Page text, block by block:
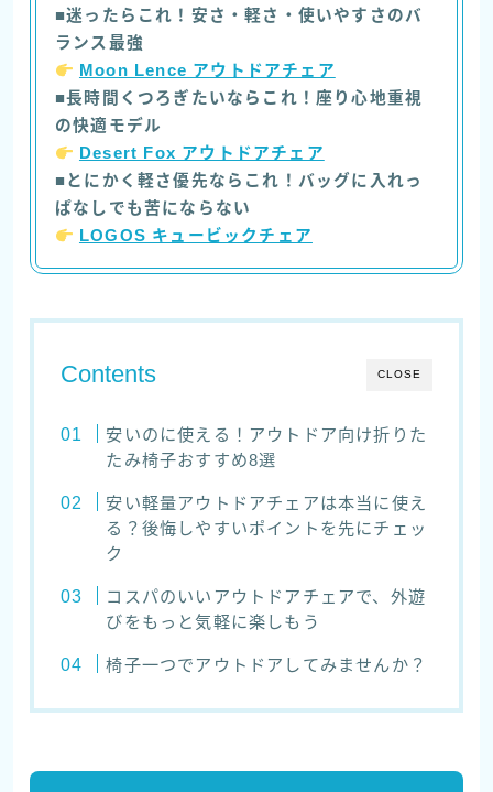
■迷ったらこれ！安さ・軽さ・使いやすさのバ
ランス最強
Moon Lence アウトドアチェア
■長時間くつろぎたいならこれ！座り心地重視
の快適モデル
Desert Fox アウトドアチェア
■とにかく軽さ優先ならこれ！バッグに入れっ
ぱなしでも苦にならない
LOGOS キュービックチェア
CLOSE
Contents
安いのに使える！アウトドア向け折りた
たみ椅子おすすめ8選
安い軽量アウトドアチェアは本当に使え
る？後悔しやすいポイントを先にチェッ
ク
コスパのいいアウトドアチェアで、外遊
びをもっと気軽に楽しもう
椅子一つでアウトドアしてみませんか？